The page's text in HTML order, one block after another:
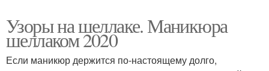
Узоры на шеллаке. Маникюра
шеллаком 2020
Если маникюр держится по-настоящему долго,